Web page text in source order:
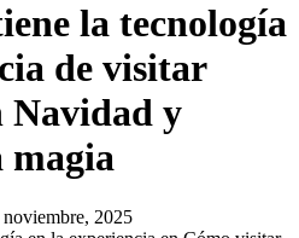
la tecnología
de visitar
Navidad y
magia
2025